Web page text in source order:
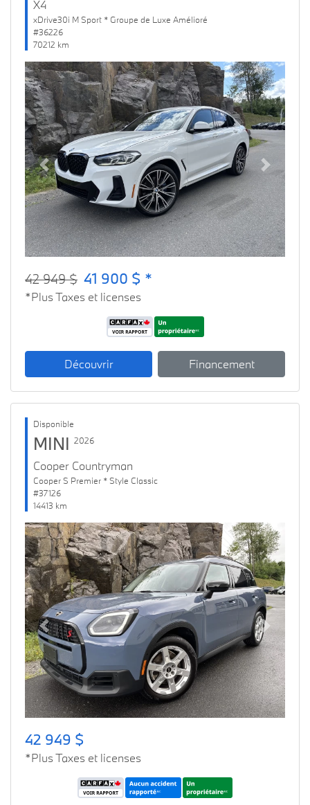
X4
xDrive30i M Sport * Groupe de Luxe Amélioré
#36226
70212 km
Previous Next
42 949 $ 41 900 $ *
*Plus Taxes et licenses
Découvrir Financement
Disponible
MINI 2026
Cooper Countryman
Cooper S Premier * Style Classic
#37126
14413 km
Previous Next
42 949 $
*Plus Taxes et licenses